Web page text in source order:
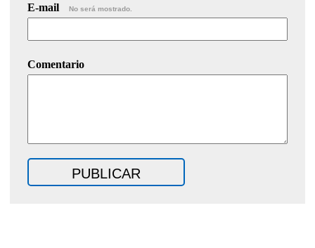
E-mail No será mostrado.
Comentario